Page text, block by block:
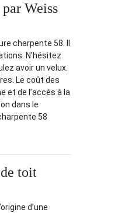
Weiss
charpente 58. Il
N'hésitez
avoir un velux.
Le coût des
et de l’accès à la
dans le
58
toit
d’une